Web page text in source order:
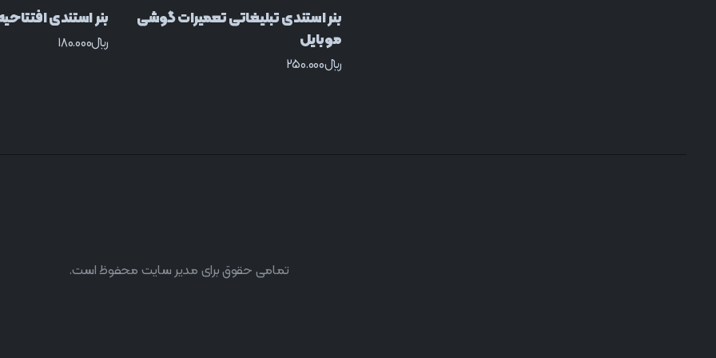
بنر استندی تبلیغاتی تعمیرات گوشی
موبایل
﷼250.000
بنر استندی
﷼180.000
تمامی حقوق برای مدیر سایت محفوظ است.